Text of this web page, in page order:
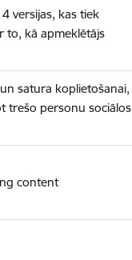
versijas, kas tiek
to, kā apmeklētājs
satura koplietošanai,
trešo personu sociālos
content